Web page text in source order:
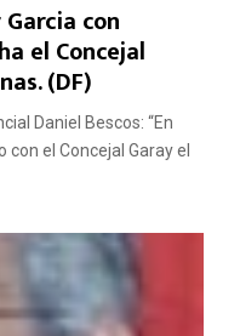
con
el Concejal
(DF)
Daniel Bescos: “En
el Concejal Garay el